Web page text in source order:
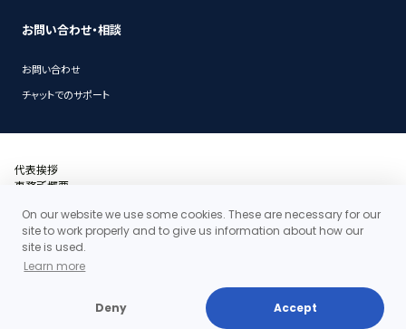
お問い合わせ・相談
お問い合わせ
チャットでのサポート
代表挨拶
事務所概要
アクセス・地図
当事務所の料金体系の特徴
お問い合わせ
個人情報保護ポリシー
Copyright©2026 Clair Law Firm All rights reserved.
On our website we use some cookies. These are necessary for our
site to work properly and to give us information about how our
site is used.
Learn more
Deny Accept